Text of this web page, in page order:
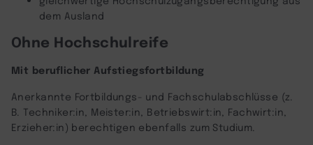
dem Ausland
Ohne Hochschulreife
Mit beruflicher Aufstiegsfortbildung
Anerkannte Fortbildungs- und Fachschulabschlüsse (z.
B. Techniker:in, Meister:in, Betriebswirt:in, Fachwirt:in,
Erzieher:in) berechtigen ebenfalls zum Studium.